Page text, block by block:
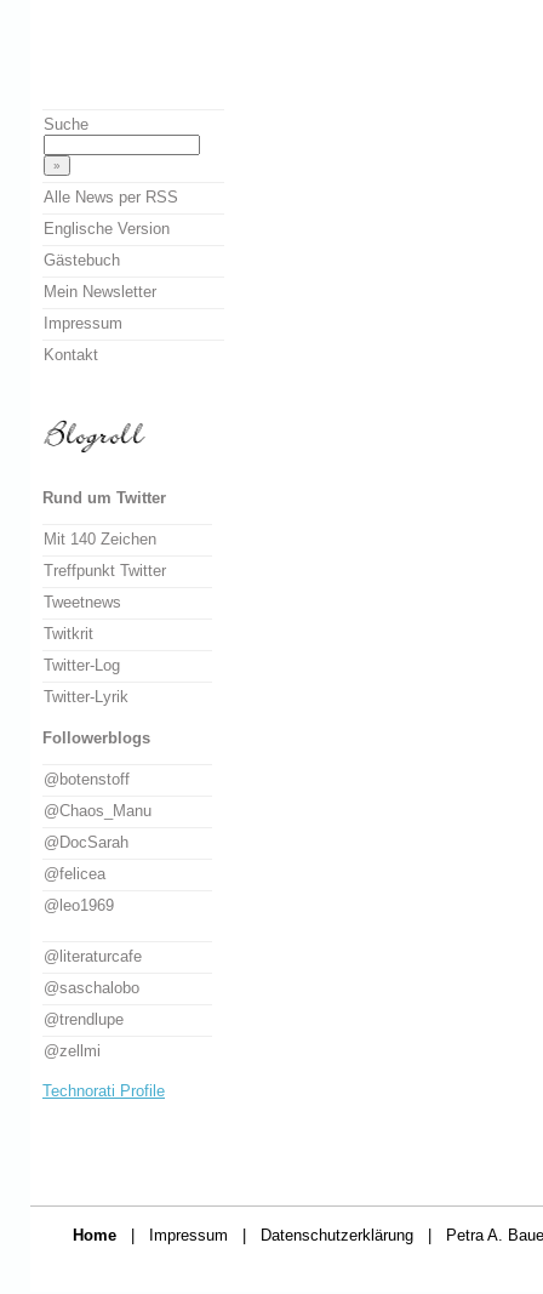
Suche
Alle News per RSS
Englische Version
Gästebuch
Mein Newsletter
Impressum
Kontakt
Rund um Twitter
Mit 140 Zeichen
Treffpunkt Twitter
Tweetnews
Twitkrit
Twitter-Log
Twitter-Lyrik
Followerblogs
@botenstoff
@Chaos_Manu
@DocSarah
@felicea
@leo1969
@literaturcafe
@saschalobo
@trendlupe
@zellmi
Technorati Profile
Home Impressum Datenschutzerklärung Petra A.